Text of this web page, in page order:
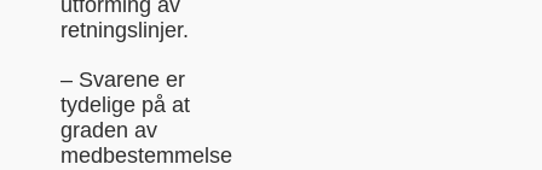
retningslinjer.
– Svarene er
tydelige på at
graden av
medbestemmelse